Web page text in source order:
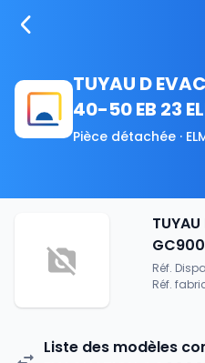
TUYAU D
40-50 EB 23
Pièce détachée ·
Réf.
Réf.
Liste des modèles